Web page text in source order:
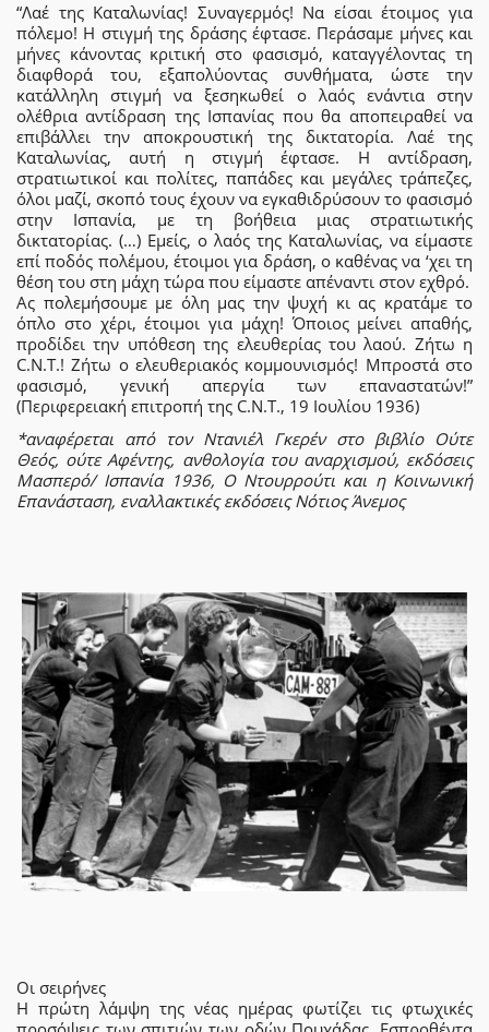
“Λαέ της Καταλωνίας! Συναγερμός! Να είσαι έτοιμος για
πόλεμο! Η στιγμή της δράσης έφτασε. Περάσαμε μήνες και
μήνες κάνοντας κριτική στο φασισμό, καταγγέλοντας τη
διαφθορά του, εξαπολύοντας συνθήματα, ώστε την
κατάλληλη στιγμή να ξεσηκωθεί ο λαός ενάντια στην
ολέθρια αντίδραση της Ισπανίας που θα αποπειραθεί να
επιβάλλει την αποκρουστική της δικτατορία. Λαέ της
Καταλωνίας, αυτή η στιγμή έφτασε. Η αντίδραση,
στρατιωτικοί και πολίτες, παπάδες και μεγάλες τράπεζες,
όλοι μαζί, σκοπό τους έχουν να εγκαθιδρύσουν το φασισμό
στην Ισπανία, με τη βοήθεια μιας στρατιωτικής
δικτατορίας. (…) Εμείς, ο λαός της Καταλωνίας, να είμαστε
επί ποδός πολέμου, έτοιμοι για δράση, ο καθένας να ‘χει τη
θέση του στη μάχη τώρα που είμαστε απέναντι στον εχθρό.
Ας πολεμήσουμε με όλη μας την ψυχή κι ας κρατάμε το
όπλο στο χέρι, έτοιμοι για μάχη! Όποιος μείνει απαθής,
προδίδει την υπόθεση της ελευθερίας του λαού. Ζήτω η
C.N.T.! Ζήτω ο ελευθεριακός κομμουνισμός! Μπροστά στο
φασισμό, γενική απεργία των επαναστατών!”
(Περιφερειακή επιτροπή της C.N.T., 19 Ιουλίου 1936)
*αναφέρεται από τον Ντανιέλ Γκερέν στο βιβλίο Ούτε
Θεός, ούτε Αφέντης, ανθολογία του αναρχισμού, εκδόσεις
Μασπερό/ Ισπανία 1936, Ο Ντουρρούτι και η Κοινωνική
Επανάσταση, εναλλακτικές εκδόσεις Νότιος Άνεμος
Οι σειρήνες
Η πρώτη λάμψη της νέας ημέρας φωτίζει τις φτωχικές